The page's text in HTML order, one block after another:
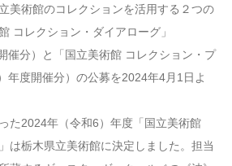
美術館のコレクションを活用する２つの
コレクション・ダイアローグ」
催分）と「国立美術館 コレクション・プ
年度開催分）の公募を2024年4月1日よ
た2024年（令和6）年度「国立美術館
は栃木県立美術館に決定しました。担当